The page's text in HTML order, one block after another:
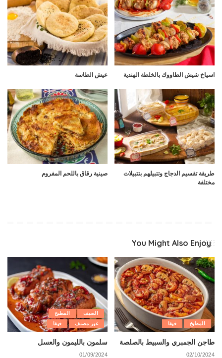
اسياخ شيش الطاووك بالخلطة الهندية عيش الطاسة
طريقة تقسيم الدجاج وتتبيلهم بتتبيلات
مختلفة
صينية رقاق باللحم المفروم
You Might Also Enjoy
المطبخ فيفا
طاجن الجمبري والسبيط بالصلصة
02/10/2024
الصيف
المطبخ
غير مصنف
فيفا
سلمون بالليمون والعسل
01/09/2024